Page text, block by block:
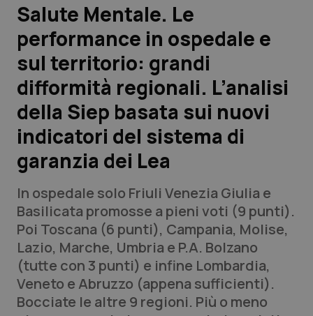
Scienza e Farmaci
Studi e Analisi
Lettere al direttore
Edizioni Regionali
QS Pro
Professionisti Sanitari.AI
Abruzzo
Basilicata
Calabria
QS Pro Gold
Artrite & artrosi
Asma & BPCO
QS Club Newsletter
Salute Mentale. Le
performance in ospedale e
sul territorio: grandi
difformità regionali. L’analisi
della Siep basata sui nuovi
indicatori del sistema di
garanzia dei Lea
In ospedale solo Friuli Venezia Giulia e
Basilicata promosse a pieni voti (9 punti).
Poi Toscana (6 punti), Campania, Molise,
Lazio, Marche, Umbria e P.A. Bolzano
(tutte con 3 punti) e infine Lombardia,
Veneto e Abruzzo (appena sufficienti).
Bocciate le altre 9 regioni. Più o meno